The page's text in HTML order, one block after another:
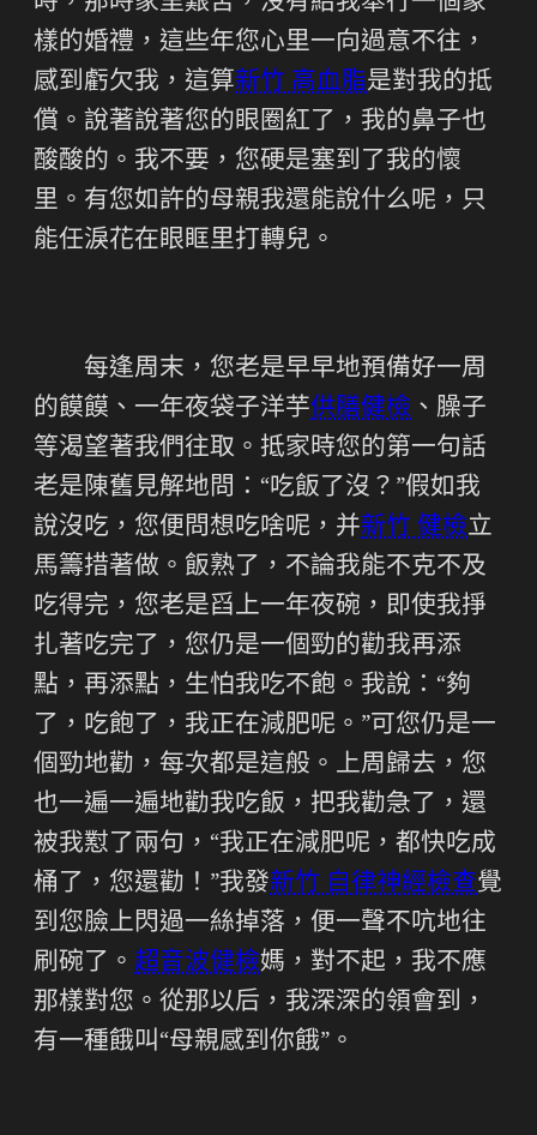
樣的婚禮，這些年您心里一向過意不往，
感到虧欠我，這算新竹 高血脂是對我的抵
償。說著說著您的眼圈紅了，我的鼻子也
酸酸的。我不要，您硬是塞到了我的懷
里。有您如許的母親我還能說什么呢，只
能任淚花在眼眶里打轉兒。
每逢周末，您老是早早地預備好一周
的饃饃、一年夜袋子洋芋供膳健檢 、臊子
等渴望著我們往取。抵家時您的第一句話
老是陳舊見解地問：“吃飯了沒？”假如我
說沒吃，您便問想吃啥呢，并新竹 健檢立
馬籌措著做。飯熟了，不論我能不克不及
吃得完，您老是舀上一年夜碗，即使我掙
扎著吃完了，您仍是一個勁的勸我再添
點，再添點，生怕我吃不飽。我說：“夠
了，吃飽了，我正在減肥呢。”可您仍是一
個勁地勸，每次都是這般。上周歸去，您
也一遍一遍地勸我吃飯，把我勸急了，還
被我懟了兩句，“我正在減肥呢，都快吃成
桶了，您還勸！”我發新竹 自律神經檢查覺
到您臉上閃過一絲掉落，便一聲不吭地往
刷碗了。 超音波健檢媽，對不起，我不應
那樣對您。從那以后，我深深的領會到，
有一種餓叫“母親感到你餓”。